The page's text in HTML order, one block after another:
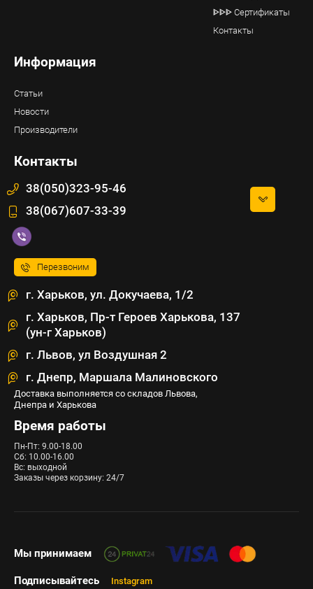
ᐈᐈᐈ Сертификаты
Контакты
Информация
Статьи
Новости
Производители
Контакты
38(050)323-95-46
38(067)607-33-39
Перезвоним
г. Харьков, ул. Докучаева, 1/2
г. Харьков, Пр-т Героев Харькова, 137
(ун-г Харьков)
г. Львов, ул Воздушная 2
г. Днепр, Маршала Малиновского
Доставка выполняется со складов Львова,
Днепра и Харькова
Время работы
Пн-Пт: 9.00-18.00
Сб: 10.00-16.00
Вс: выходной
Заказы через корзину: 24/7
Мы принимаем
Подписывайтесь Instagram